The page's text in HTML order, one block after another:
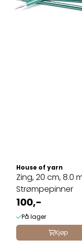
House of yarn
Zing, 20 cm, 8.0
Strømpepinner
100,-
På lager
Kjøp